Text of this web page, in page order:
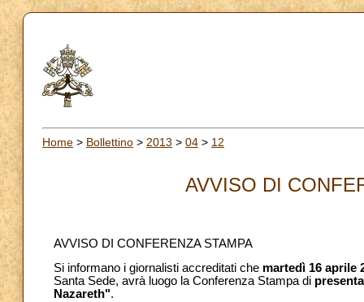
Home > Bollettino > 2013 > 04 > 12
AVVISO DI
AVVISO DI CONFERENZA STAMPA
Si informano i giornalisti accreditati che martedì 16 aprile
Santa Sede, avrà luogo la Conferenza Stampa di
Nazareth".